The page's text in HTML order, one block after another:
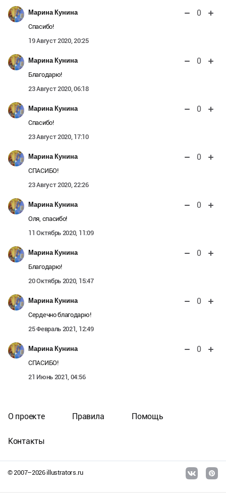
Марина Кунина 0
Спасибо!
19 Август 2020, 20:25
Марина Кунина 0
Благодарю!
23 Август 2020, 06:18
Марина Кунина 0
Спасибо!
23 Август 2020, 17:10
Марина Кунина 0
СПАСИБО!
23 Август 2020, 22:26
Марина Кунина 0
Оля, спасибо!
11 Октябрь 2020, 11:09
Марина Кунина 0
Благодарю!
20 Октябрь 2020, 15:47
Марина Кунина 0
Сердечно благодарю!
25 Февраль 2021, 12:49
Марина Кунина 0
СПАСИБО!
21 Июнь 2021, 04:56
© 2007–2026illustrators.ru
О проекте Правила Помощь
Контакты